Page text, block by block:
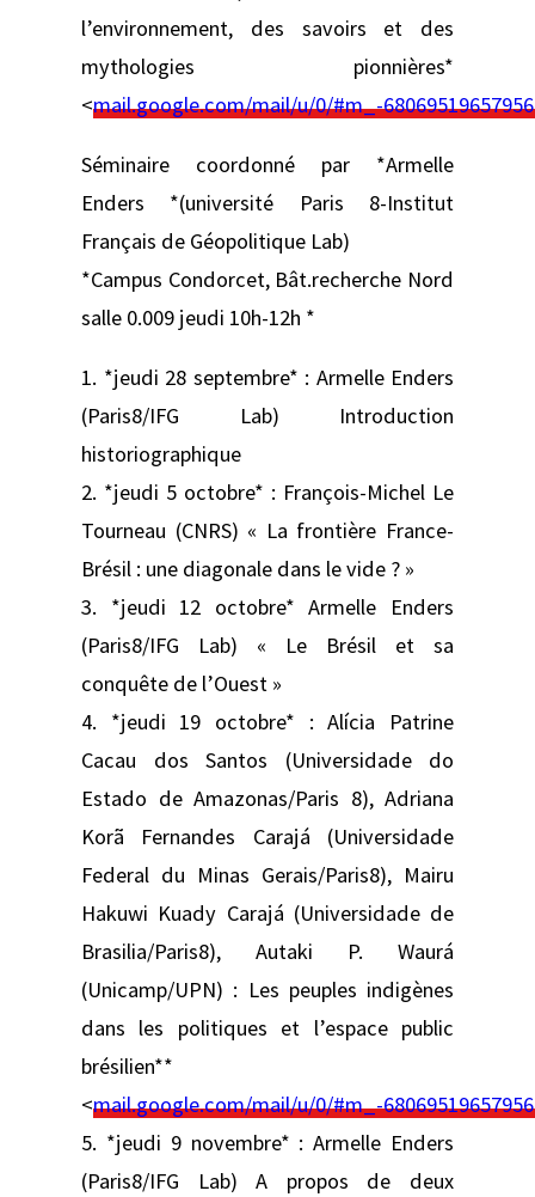
l’environnement, des savoirs et des
mythologies pionnières*
<mail.google.com/mail/u/0/#m_-
Séminaire coordonné par *Armelle
Enders *(université Paris 8-Institut
Français de Géopolitique Lab)
*Campus Condorcet, Bât.recherche Nord
salle 0.009 jeudi 10h-12h *
1. *jeudi 28 septembre* : Armelle Enders
(Paris8/IFG Lab) Introduction
historiographique
2. *jeudi 5 octobre* : François-Michel Le
Tourneau (CNRS) « La frontière France-
Brésil : une diagonale dans le vide ? »
3. *jeudi 12 octobre* Armelle Enders
(Paris8/IFG Lab) « Le Brésil et sa
conquête de l’Ouest »
4. *jeudi 19 octobre* : Alícia Patrine
Cacau dos Santos (Universidade do
Estado de Amazonas/Paris 8), Adriana
Korã Fernandes Carajá (Universidade
Federal du Minas Gerais/Paris8), Mairu
Hakuwi Kuady Carajá (Universidade de
Brasilia/Paris8), Autaki P. Waurá
(Unicamp/UPN) : Les peuples indigènes
dans les politiques et l’espace public
brésilien**
<mail.google.com/mail/u/0/#m_-
5. *jeudi 9 novembre* : Armelle Enders
(Paris8/IFG Lab) A propos de deux